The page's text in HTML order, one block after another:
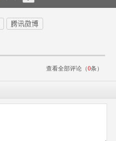
查看全部评论（0条）